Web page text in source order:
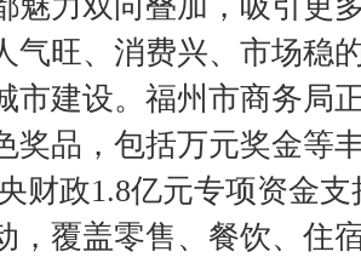
气旺、消费兴、市场稳
市建设。福州市商务局
奖品，包括万元奖金等
财政1.8亿元专项资金
，覆盖零售、餐饮、住